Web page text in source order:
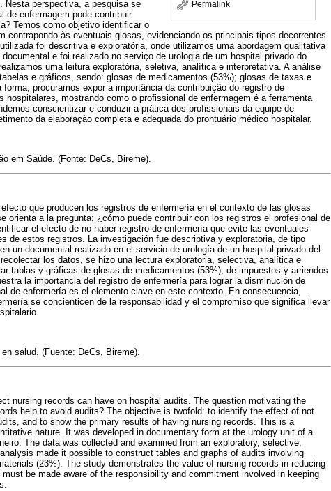
Permalink
Nesta perspectiva, a pesquisa se
de enfermagem pode contribuir
Temos como objetivo identificar o
contrapondo às eventuais glosas, evidenciando os principais tipos decorrentes
foi descritiva e exploratória, onde utilizamos uma abordagem qualitativa
e foi realizado no serviço de urologia de um hospital privado do
uma leitura exploratória, seletiva, analítica e interpretativa. A análise
e gráficos, sendo: glosas de medicamentos (53%); glosas de taxas e
procuramos expor a importância da contribuição do registro de
hospitalares, mostrando como o profissional de enfermagem é a ferramenta
conscientizar e conduzir a prática dos profissionais da equipe de
da elaboração completa e adequada do prontuário médico hospitalar.
em Saúde. (Fonte: DeCs, Bireme).
que producen los registros de enfermería en el contexto de las glosas
orienta a la pregunta: ¿cómo puede contribuir con los registros el profesional de
el efecto de no haber registro de enfermería que evite las eventuales
de estos registros. La investigación fue descriptiva y exploratoria, de tipo
un documental realizado en el servicio de urología de un hospital privado del
los datos, se hizo una lectura exploratoria, selectiva, analítica e
tablas y gráficas de glosas de medicamentos (53%), de impuestos y arriendos
la importancia del registro de enfermería para lograr la disminución de
de enfermería es el elemento clave en este contexto. En consecuencia,
se concienticen de la responsabilidad y el compromiso que significa llevar
salud. (Fuente: DeCs, Bireme).
nursing records can have on hospital audits. The question motivating the
help to avoid audits? The objective is twofold: to identify the effect of not
and to show the primary results of having nursing records. This is a
nature. It was developed in documentary form at the urology unit of a
The data was collected and examined from an exploratory, selective,
made it possible to construct tables and graphs of audits involving
(23%). The study demonstrates the value of nursing records in reducing
be made aware of the responsibility and commitment involved in keeping